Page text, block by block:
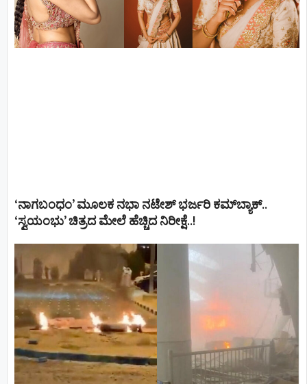
‘ನಾಗಬಂಧಂ’ ಮೂಲಕ ನಭಾ ನಟೇಶ್ ಭರ್ಜರಿ ಕಮ್‌ಬ್ಯಾಕ್..
‘ಸ್ವಯಂಭು’ ಚಿತ್ರದ ಮೇಲೆ ಹೆಚ್ಚಿದ ನಿರೀಕ್ಷೆ..!